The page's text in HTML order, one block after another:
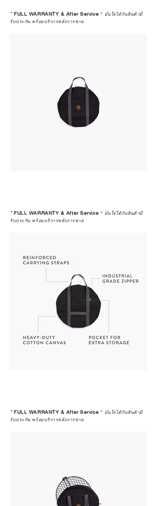
*FULL WARRANTY & After Service * มั่นใจได้กับสินค้ามี
รับประกัน พร้อมบริการหลังการขาย
*FULL WARRANTY & After Service * มั่นใจได้กับสินค้ามี
รับประกัน พร้อมบริการหลังการขาย
*FULL WARRANTY & After Service * มั่นใจได้กับสินค้ามี
รับประกัน พร้อมบริการหลังการขาย